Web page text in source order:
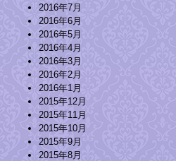
2016年7月
2016年6月
2016年5月
2016年4月
2016年3月
2016年2月
2016年1月
2015年12月
2015年11月
2015年10月
2015年9月
2015年8月